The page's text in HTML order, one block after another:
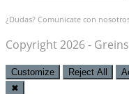
¿Dudas? Comunicate con
Copyright 2026 -
Customize Reject All
✖